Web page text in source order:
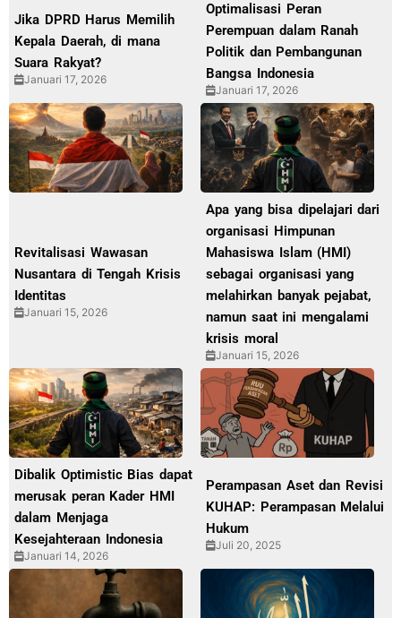
Jika DPRD Harus Memilih
Kepala Daerah, di mana
Suara Rakyat?
Januari 17, 2026
Optimalisasi Peran
Perempuan dalam Ranah
Politik dan Pembangunan
Bangsa Indonesia
Januari 17, 2026
Revitalisasi Wawasan
Nusantara di Tengah Krisis
Identitas
Januari 15, 2026
Apa yang bisa dipelajari dari
organisasi Himpunan
Mahasiswa Islam (HMI)
sebagai organisasi yang
melahirkan banyak pejabat,
namun saat ini mengalami
krisis moral
Januari 15, 2026
Dibalik Optimistic Bias dapat
merusak peran Kader HMI
dalam Menjaga
Kesejahteraan Indonesia
Januari 14, 2026
Perampasan Aset dan Revisi
KUHAP: Perampasan Melalui
Hukum
Juli 20, 2025